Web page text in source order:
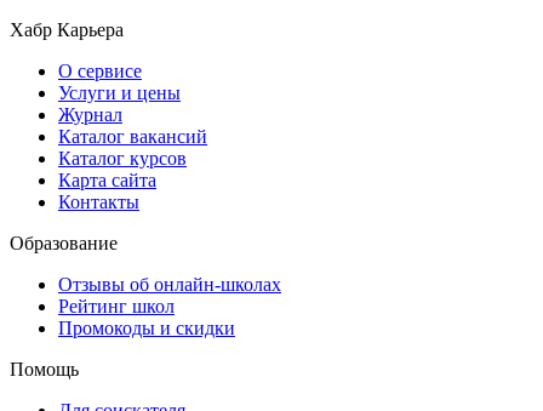
Хабр Карьера
О сервисе
Услуги и цены
Журнал
Каталог вакансий
Каталог курсов
Карта сайта
Контакты
Образование
Отзывы об онлайн-школах
Рейтинг школ
Промокоды и скидки
Помощь